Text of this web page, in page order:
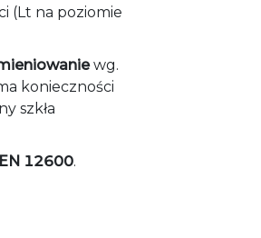
(Lt na poziomie
wg.
konieczności
szkła
EN 12600.